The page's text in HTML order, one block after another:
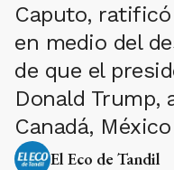
Caputo,
en medio del
de que el
Donald Trump,
Canadá,
El Eco de Tandil